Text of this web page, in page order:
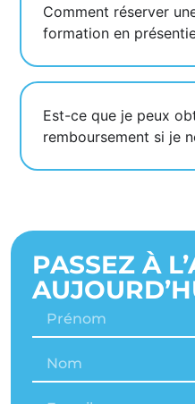
Comment réserver
formation en
Est-ce que je peux
remboursement si je
PASSEZ À